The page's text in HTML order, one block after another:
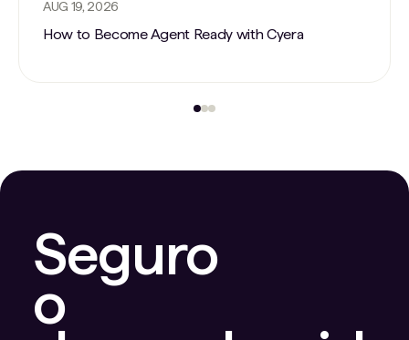
AUG 19, 2026
How to Become Agent Ready with Cyera
Seguro
o